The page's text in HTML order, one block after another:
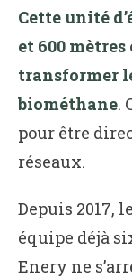
Cette unité
et 600
transformer
biométhane.
pour être
réseaux.
Depuis 2017,
équipe déjà
Enery ne